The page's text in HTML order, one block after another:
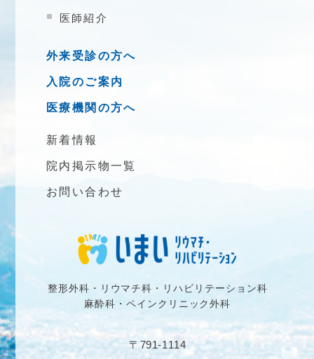
整形外科・リウマチ科・リハビリテーション科
麻酔科・ペインクリニック外科
〒791-1114
医師紹介
外来受診の方へ
入院のご案内
医療機関の方へ
新着情報
院内掲示物一覧
お問い合わせ